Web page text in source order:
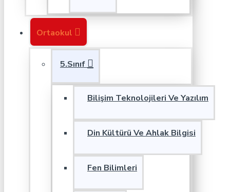
Ortaokul
5.Sınıf
Bilişim Teknolojileri Ve Yazılım
Din Kültürü Ve Ahlak Bilgisi
Fen Bilimleri